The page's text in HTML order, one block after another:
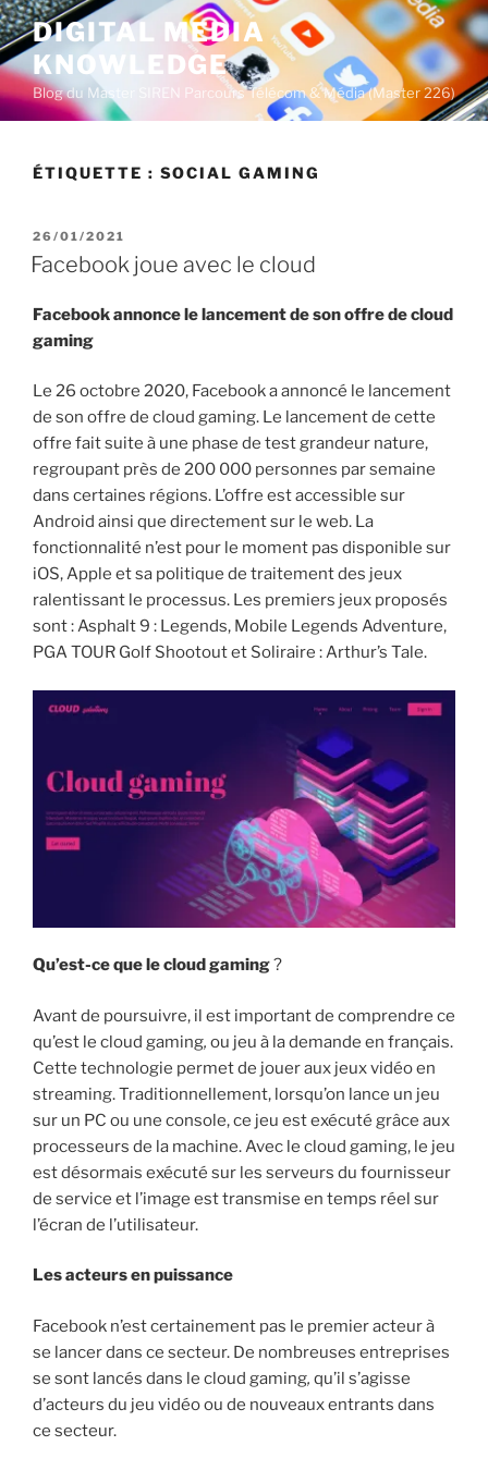
A
l
l
e
r
DIGITAL MEDIA
KNOWLEDGE
Blog du Master SIREN Parcours Télécom & Média (Master 226)
ÉTIQUETTE : SOCIAL GAMING
P
U
B
I
L
26/01/2021
Facebook joue avec le cloud
Facebook annonce le lancement de son offre de cloud
gaming
Le 26 octobre 2020, Facebook a annoncé le lancement
de son offre de cloud gaming. Le lancement de cette
offre fait suite à une phase de test grandeur nature,
regroupant près de 200 000 personnes par semaine
dans certaines régions. L’offre est accessible sur
Android ainsi que directement sur le web. La
fonctionnalité n’est pour le moment pas disponible sur
iOS, Apple et sa politique de traitement des jeux
ralentissant le processus. Les premiers jeux proposés
sont : Asphalt 9 : Legends, Mobile Legends Adventure,
PGA TOUR Golf Shootout et Soliraire : Arthur’s Tale.
Qu’est-ce que le cloud gaming?
Avant de poursuivre, il est important de comprendre ce
qu’est le cloud gaming, ou jeu à la demande en français.
Cette technologie permet de jouer aux jeux vidéo en
streaming. Traditionnellement, lorsqu’on lance un jeu
sur un PC ou une console, ce jeu est exécuté grâce aux
processeurs de la machine. Avec le cloud gaming, le jeu
est désormais exécuté sur les serveurs du fournisseur
de service et l’image est transmise en temps réel sur
l’écran de l’utilisateur.
Les acteurs en puissance
Facebook n’est certainement pas le premier acteur à
se lancer dans ce secteur. De nombreuses entreprises
se sont lancés dans le cloud gaming, qu’il s’agisse
d’acteurs du jeu vidéo ou de nouveaux entrants dans
ce secteur.